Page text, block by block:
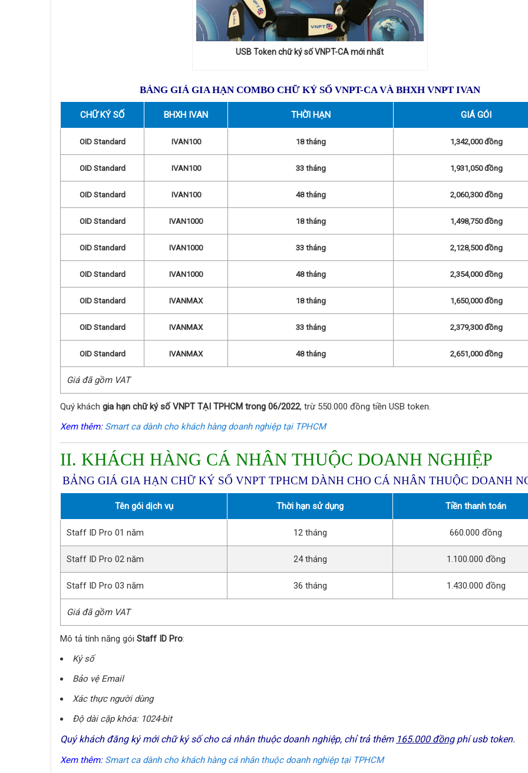
USB Token chữ ký số VNPT-CA mới nhất
BẢNG GIÁ GIA HẠN COMBO CHỮ KÝ SỐ VNPT-CA VÀ BHXH VNPT IVAN
CHỮ KÝ SỐ BHXH IVAN THỜI HẠN GIÁ GÓI
OID Standard IVAN100 18 tháng 1,342,000 đồng
OID Standard IVAN100 33 tháng 1,931,050 đồng
OID Standard IVAN100 48 tháng 2,060,300 đồng
OID Standard IVAN1000 18 tháng 1,498,750 đồng
OID Standard IVAN1000 33 tháng 2,128,500 đồng
OID Standard IVAN1000 48 tháng 2,354,000 đồng
OID Standard IVANMAX 18 tháng 1,650,000 đồng
OID Standard IVANMAX 33 tháng 2,379,300 đồng
OID Standard IVANMAX 48 tháng 2,651,000 đồng
Giá đã gồm VAT
Quý khách gia hạn chữ ký số VNPT TẠI TPHCM trong 06/2022, trừ 550.000 đồng tiền USB token.
Xem thêm: Smart ca dành cho khách hàng doanh nghiệp tại TPHCM
II. KHÁCH HÀNG CÁ NHÂN THUỘC DOANH NGHIỆP
BẢNG GIÁ GIA HẠN CHỮ KÝ SỐ VNPT TPHCM DÀNH CHO CÁ NHÂN THUỘC DOANH
Tên gói dịch vụ Thời hạn sử dụng Tiền thanh toán
Staff ID Pro 01 năm 12 tháng 660.000 đồng
Staff ID Pro 02 năm 24 tháng 1.100.000 đồng
Staff ID Pro 03 năm 36 tháng 1.430.000 đồng
Giá đã gồm VAT
Mô tả tính năng gói Staff ID Pro:
Ký số
Bảo vệ Email
Xác thực người dùng
Độ dài cặp khóa: 1024-bit
Quý khách đăng ký mới chữ ký số cho cá nhân thuộc doanh nghiệp, chỉ trả thêm 165.000 đồngphí usb token.
Xem thêm: Smart ca dành cho khách hàng cá nhân thuộc doanh nghiệp tại TPHCM